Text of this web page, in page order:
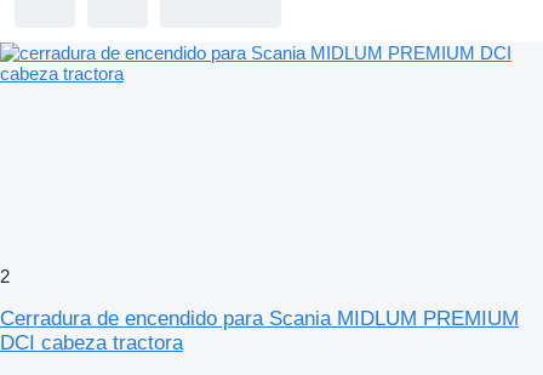
2
Cerradura de encendido para Scania MIDLUM PREMIUM
DCI cabeza tractora